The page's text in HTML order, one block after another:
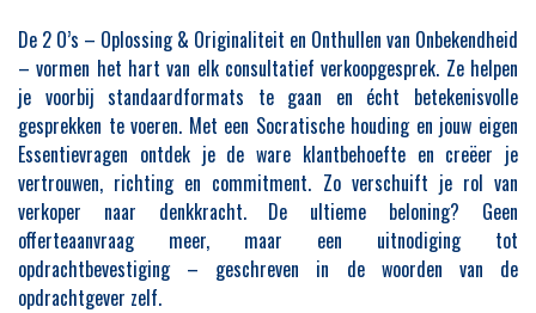
De 2 O’s – Oplossing & Originaliteit en Onthullen van Onbekendheid
– vormen het hart van elk consultatief verkoopgesprek. Ze helpen
je voorbij standaardformats te gaan en écht betekenisvolle
gesprekken te voeren. Met een Socratische houding en jouw eigen
Essentievragen ontdek je de ware klantbehoefte en creëer je
vertrouwen, richting en commitment. Zo verschuift je rol van
verkoper naar denkkracht. De ultieme beloning? Geen
offerteaanvraag meer, maar een uitnodiging tot
opdrachtbevestiging – geschreven in de woorden van de
opdrachtgever zelf.